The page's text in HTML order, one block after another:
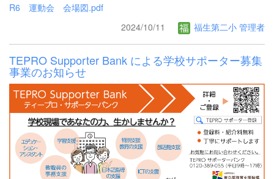
R6 運動会 会場図.pdf
2024/10/11
福生第二小 管理者
TEPRO Supporter Bank による学校サポーター募集
事業のお知らせ